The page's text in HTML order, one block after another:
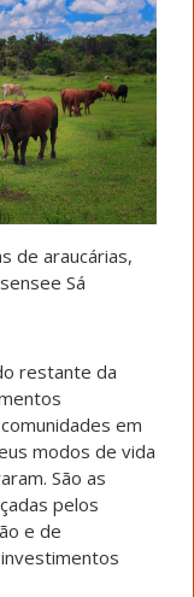
de araucárias,
Sá
restante da
em
modos de vida
São as
pelos
e de